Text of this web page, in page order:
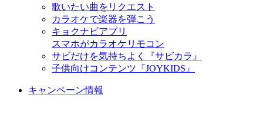
歌いたい曲をリクエスト
カラオケで楽器を弾こう
キョクナビアプリ
スマホがカラオケリモコン
サビだけを気持ちよく『サビカラ』
子供向けコンテンツ『JOYKIDS』
キャンペーン情報